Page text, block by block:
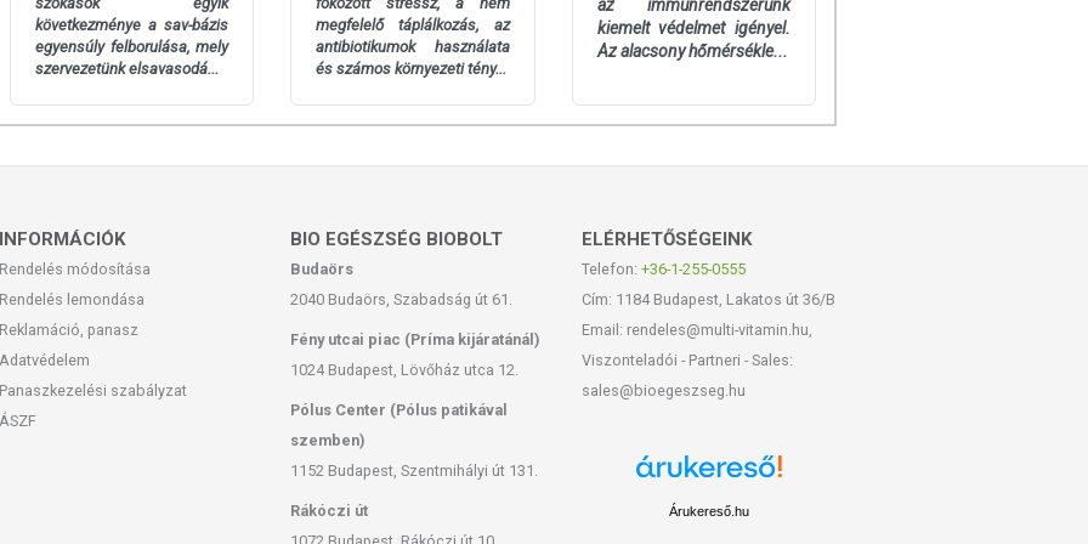
800 µg (NRV 100 %)
2 × 108 CFU*
előforduló allergéneket az összetevők listáján
szóját és tejet tartalmaz, melyeket a fermentációs
mely befolyásolhatja laktóz intoleranciában
való védelem érdekében az eredeti
következménye a sav-bázis
egyensúly felborulása, mely
szervezetünk elsavasodá...
megfelelő táplálkozás, az
antibiotikumok használata
és számos környezeti tény...
az immunrendszerünk
kiemelt védelmet igényel.
Az alacsony hőmérsékle...
INFORMÁCIÓK
Rendelés módosítása
Rendelés lemondása
Reklamáció, panasz
Adatvédelem
Panaszkezelési szabályzat
ÁSZF
BIO EGÉSZSÉG BIOBOLT
Budaörs
2040 Budaörs, Szabadság út 61.
Fény utcai piac (Príma kijáratánál)
1024 Budapest, Lövőház utca 12.
Pólus Center (Pólus patikával
szemben)
1152 Budapest, Szentmihályi út 131.
Rákóczi út
ELÉRHETŐSÉGEINK
Telefon: +36-1-255-0555
Cím: 1184 Budapest, Lakatos út 36/B
Email: rendeles@multi-vitamin.hu,
Viszonteladói - Partneri - Sales:
sales@bioegeszseg.hu
Árukereső.hu